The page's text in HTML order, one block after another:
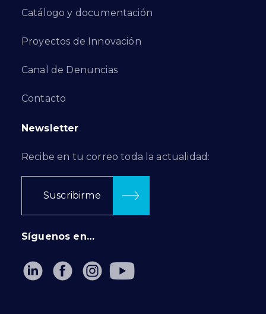
Catálogo y documentación
Proyectos de Innovación
Canal de Denuncias
Contacto
Newsletter
Recibe en tu correo toda la actualidad:
Suscribirme
Síguenos en…